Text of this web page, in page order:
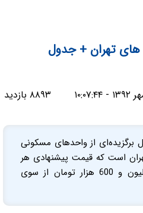
های تهران + جدول
۸۸۹۳ بازدید
برگزیده‌ای از واحدهای مسکونی
است که قیمت پیشنهادی هر
مترمربع آنها کمتر از 2 میلیون و 600 هزار تومان از سوی